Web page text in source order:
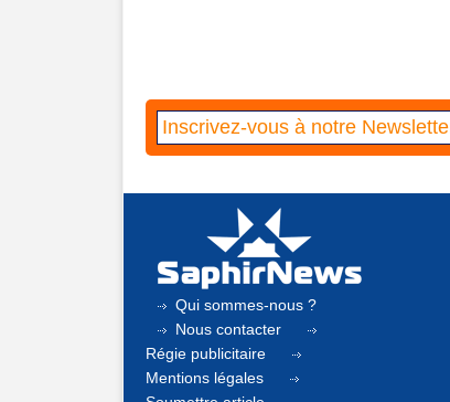
Qui sommes-nous ?
Nous contacter
Régie publicitaire
Mentions légales